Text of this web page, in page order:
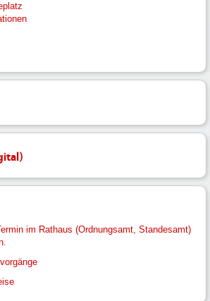
im Rathaus (Ordnungsamt, Standesamt)